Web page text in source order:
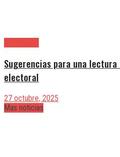
Sugerencias para una
electoral
27 octubre, 2025
Mas noticias